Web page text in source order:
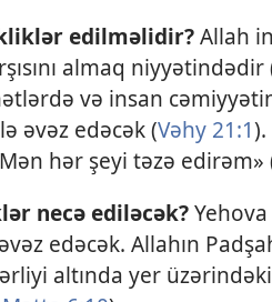
edilməlidir?Allah
almaq niyyətindədir
və insan
əvəz edəcək (Vəhy 21:1
hər şeyi təzə edirəm»
necə ediləcək?
edəcək. Allahın
altında yer